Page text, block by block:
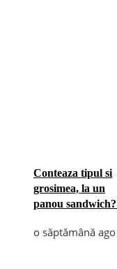
Conteaza tipul si
grosimea, la un
panou sandwich?
o săptămână ago